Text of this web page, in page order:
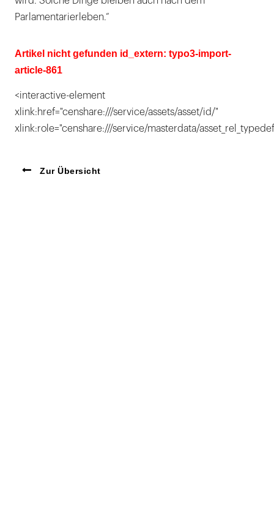
Parlamentarierleben.“
Artikel nicht gefunden id_extern: typo3-import-
article-861
<interactive-element
xlink:href="censhare:///service/assets/asset/id/"
xlink:role="censhare:///service/masterdata/
Zur Übersicht